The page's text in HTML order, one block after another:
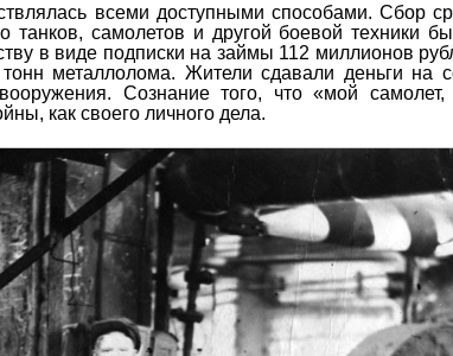
всеми доступными способами. Сбор
танков, самолетов и другой боевой техники
в виде подписки на займы 112 миллионов
металлолома. Жители сдавали деньги на
Сознание того, что «мой
как своего личного дела.